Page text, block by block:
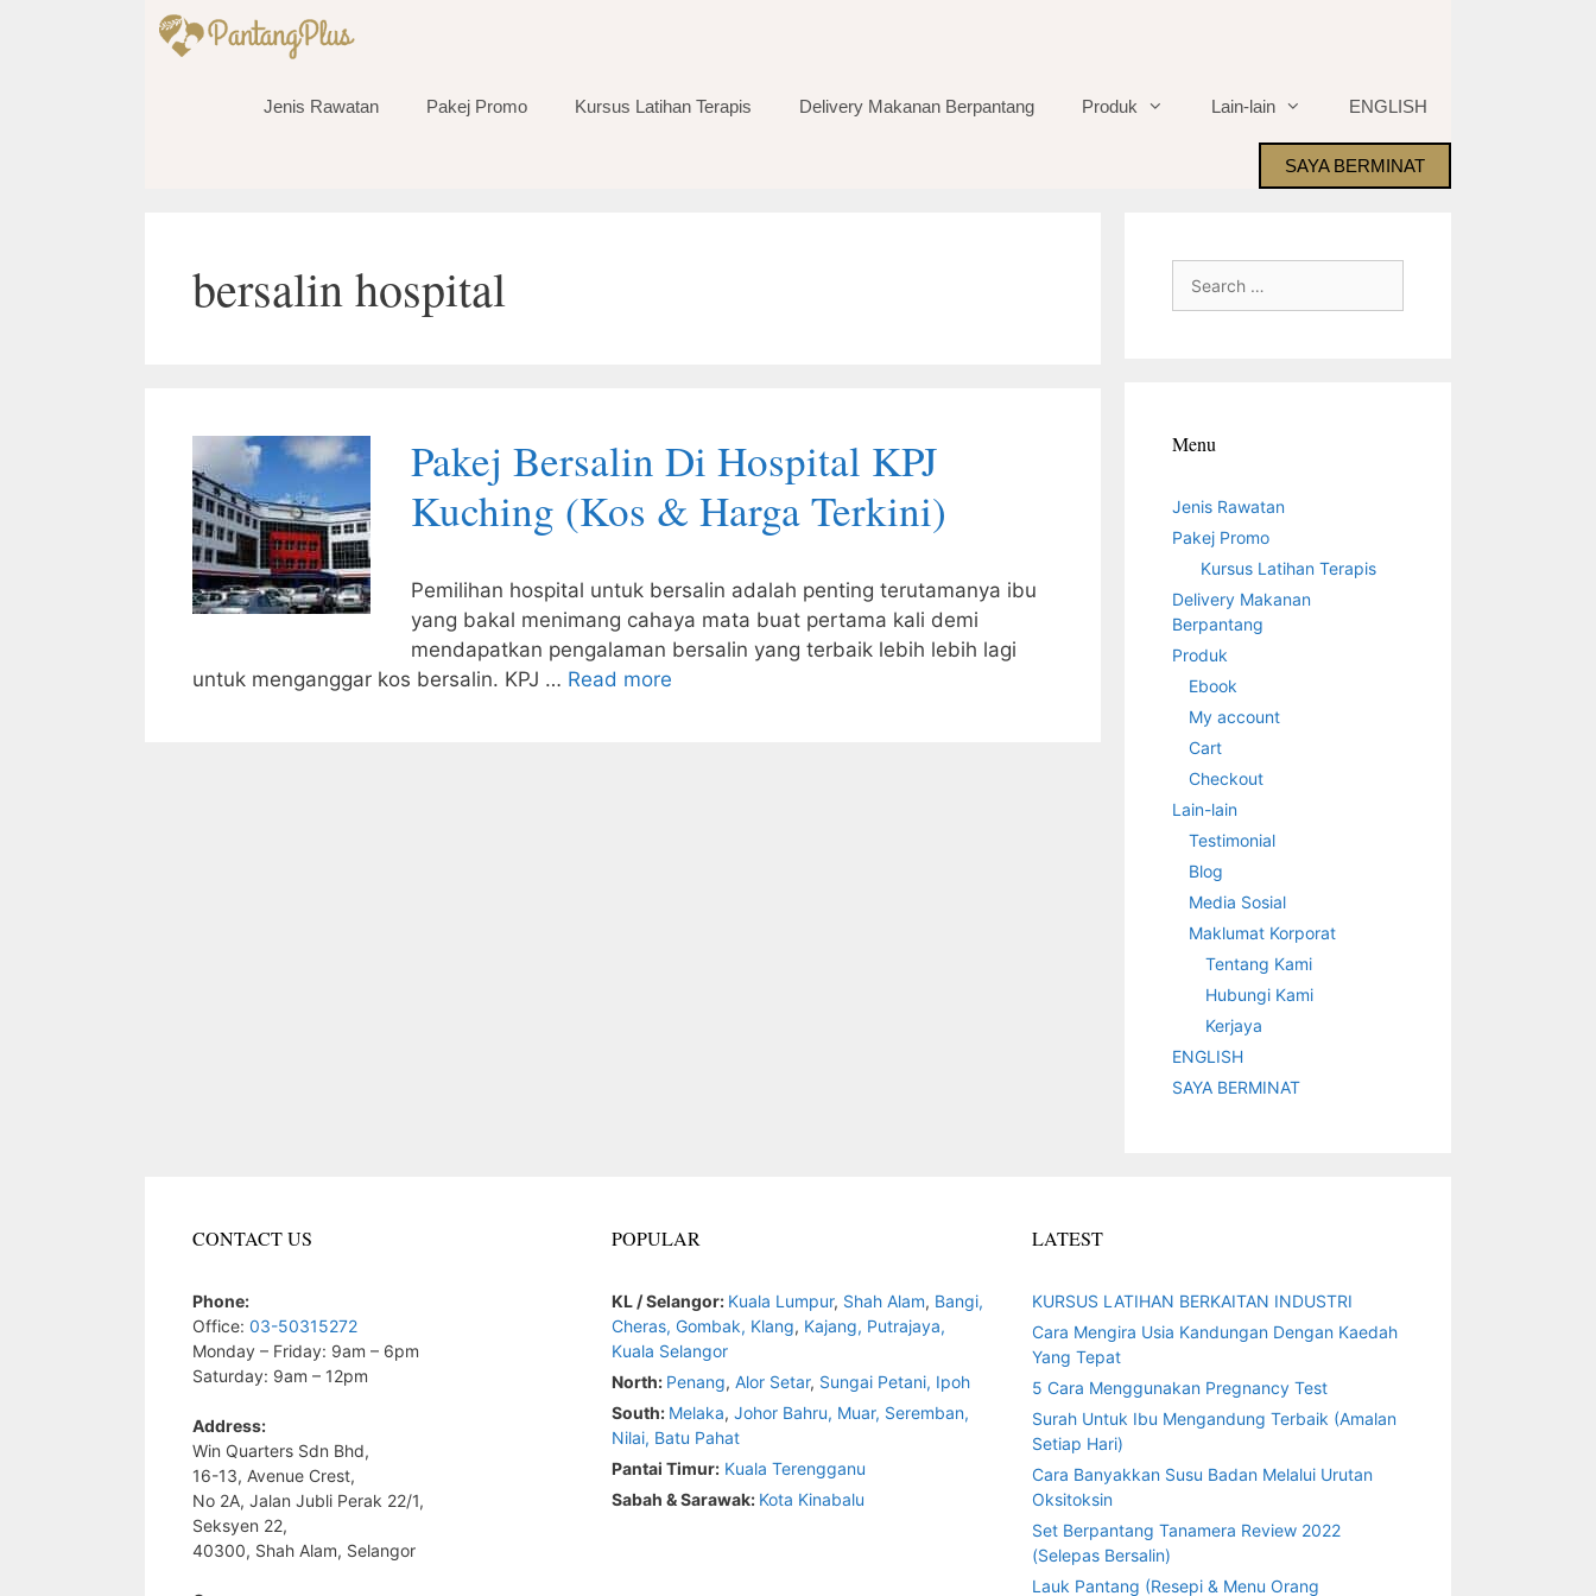
Jenis Rawatan Pakej Promo Kursus Latihan Terapis Delivery Makanan Berpantang Produk Lain-lain ENGLISH
SAYA BERMINAT
bersalin hospital
Pakej Bersalin Di Hospital KPJ
Kuching (Kos & Harga Terkini)
Pemilihan hospital untuk bersalin adalah penting terutamanya ibu
yang bakal menimang cahaya mata buat pertama kali demi
mendapatkan pengalaman bersalin yang terbaik lebih lebih lagi
untuk menganggar kos bersalin. KPJ … Read more
for:
Menu
Jenis Rawatan
Pakej Promo
Kursus Latihan Terapis
Delivery Makanan
Berpantang
Produk
Ebook
My account
Cart
Checkout
Lain-lain
Testimonial
Blog
Media Sosial
Maklumat Korporat
Tentang Kami
Hubungi Kami
Kerjaya
ENGLISH
SAYA BERMINAT
CONTACT US
Phone:
Office: 03-50315272
Monday – Friday: 9am – 6pm
Saturday: 9am – 12pm
Address:
Win Quarters Sdn Bhd,
16-13, Avenue Crest,
No 2A, Jalan Jubli Perak 22/1,
Seksyen 22,
40300, Shah Alam, Selangor
POPULAR
KL / Selangor: Kuala Lumpur, Shah Alam, Bangi,
Cheras, Gombak, Klang, Kajang, Putrajaya,
Kuala Selangor
North: Penang,Alor Setar, Sungai Petani, Ipoh
South: Melaka,Johor Bahru, Muar, Seremban,
Nilai, Batu Pahat
Pantai Timur: Kuala Terengganu
Sabah & Sarawak: Kota Kinabalu
LATEST
KURSUS LATIHAN BERKAITAN INDUSTRI
Cara Mengira Usia Kandungan Dengan Kaedah
Yang Tepat
5 Cara Menggunakan Pregnancy Test
Surah Untuk Ibu Mengandung Terbaik (Amalan
Setiap Hari)
Cara Banyakkan Susu Badan Melalui Urutan
Oksitoksin
Set Berpantang Tanamera Review 2022
(Selepas Bersalin)
Lauk Pantang (Resepi & Menu Orang